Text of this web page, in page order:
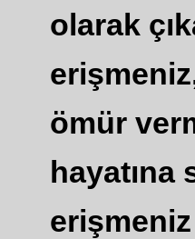
olarak
ömür
hayatına
erişmeniz